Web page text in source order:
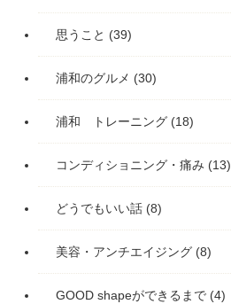
思うこと (39)
浦和のグルメ (30)
浦和 トレーニング (18)
コンディショニング・痛み (13)
どうでもいい話 (8)
美容・アンチエイジング (8)
GOOD shapeができるまで (4)